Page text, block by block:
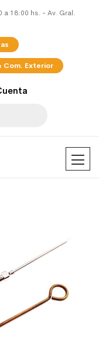
a 18:00 hs. - Av. Gral.
Com. Exterior